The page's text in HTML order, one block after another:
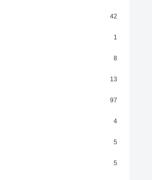
42
1
8
13
97
4
5
5